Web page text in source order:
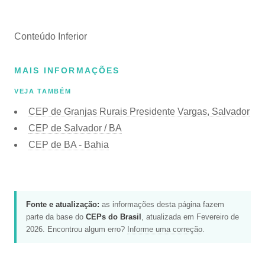
Conteúdo Inferior
MAIS INFORMAÇÕES
VEJA TAMBÉM
CEP de Granjas Rurais Presidente Vargas, Salvador
CEP de Salvador / BA
CEP de BA - Bahia
Fonte e atualização: as informações desta página fazem
parte da base do CEPs do Brasil , atualizada em Fevereiro de
2026. Encontrou algum erro? Informe uma correção.